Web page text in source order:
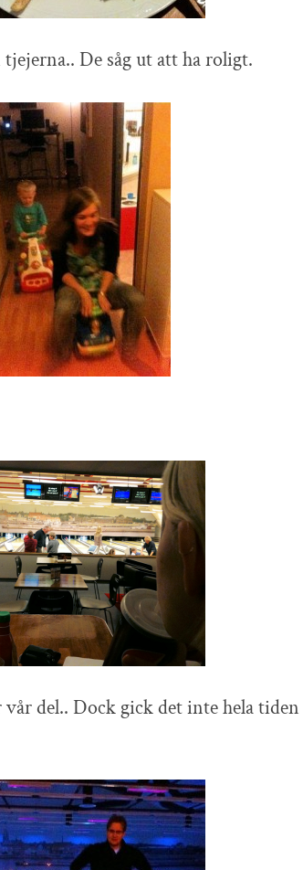
De såg ut att ha roligt.
vår del.. Dock gick det inte hela